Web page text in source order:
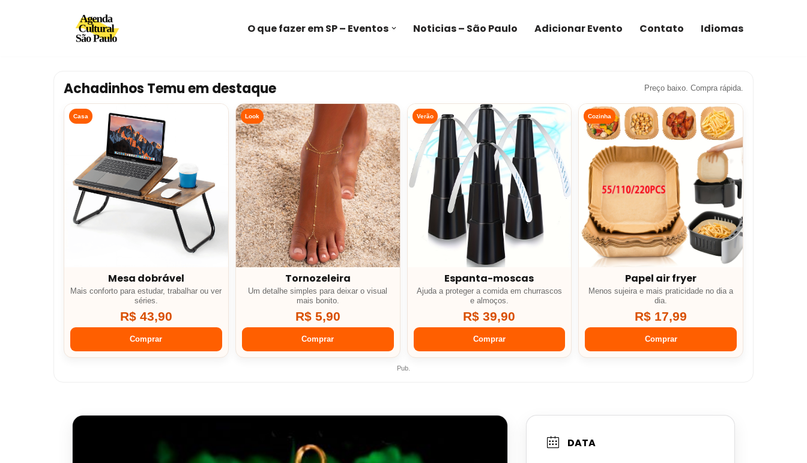
O que fazer em SP – Eventos Noticias – São Paulo Adicionar Evento Contato Idiomas
Achadinhos Temu em destaque Preço baixo. Compra rápida.
Casa
Mesa dobrável
Mais conforto para estudar, trabalhar ou ver
séries.
R$ 43,90
Comprar
Look
Tornozeleira
Um detalhe simples para deixar o visual
mais bonito.
R$ 5,90
Comprar
Verão
Espanta-moscas
Ajuda a proteger a comida em churrascos
e almoços.
R$ 39,90
Comprar
Cozinha
Papel air fryer
Menos sujeira e mais praticidade no dia a
dia.
R$ 17,99
Comprar
Pub.
DATA